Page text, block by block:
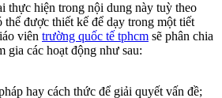
thực hiện trong nội dung này tuỳ theo
thể được thiết kế để dạy trong một tiết
viên trường quốc tế tphcm sẽ phân chia
gia các hoạt động như sau:
hay cách thức để giải quyết vấn đề;